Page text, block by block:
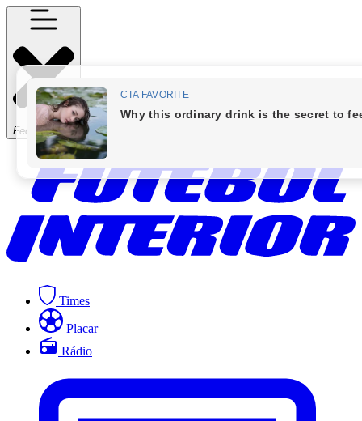
Fechar Menu
Times
Placar
Rádio